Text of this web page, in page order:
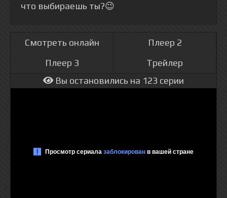
что выбираешь ты?😉
Смотреть онлайн
Плеер 2
Плеер 3
Трейлер
Вы остановились на 123 серии